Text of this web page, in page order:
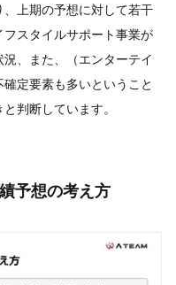
上期の予想に対して若干
スタイルサポート事業が
、また、（エンターテイ
定要素も多いということ
判断しています。
予想の考え方